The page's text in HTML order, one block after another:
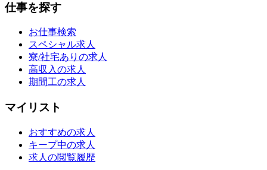
仕事を探す
お仕事検索
スペシャル求人
寮/社宅ありの求人
高収入の求人
期間工の求人
マイリスト
おすすめの求人
キープ中の求人
求人の閲覧履歴